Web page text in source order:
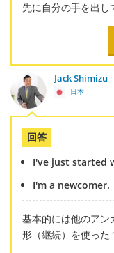
先に自分の手を出し
Jack Shimizu
日本
回答
I've just started
I'm a newcomer.
基本的には他のアン
形（継続）を使っ